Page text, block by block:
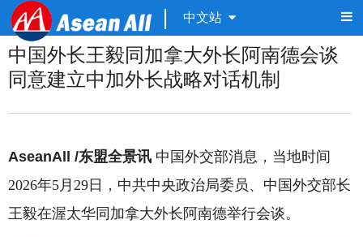
中文站
中国外长王毅同加拿大外长阿南德会谈
同意建立中加外长战略对话机制
AseanAll /东盟全景讯 中国外交部消息，当地时间
2026年5月29日，中共中央政治局委员、中国外交部长
王毅在渥太华同加拿大外长阿南德举行会谈。